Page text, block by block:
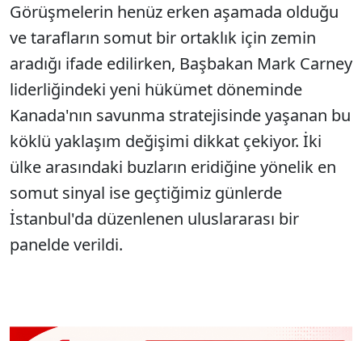
Görüşmelerin henüz erken aşamada olduğu
ve tarafların somut bir ortaklık için zemin
aradığı ifade edilirken, Başbakan Mark Carney
liderliğindeki yeni hükümet döneminde
Kanada'nın savunma stratejisinde yaşanan bu
köklü yaklaşım değişimi dikkat çekiyor. İki
ülke arasındaki buzların eridiğine yönelik en
somut sinyal ise geçtiğimiz günlerde
İstanbul'da düzenlenen uluslararası bir
panelde verildi.